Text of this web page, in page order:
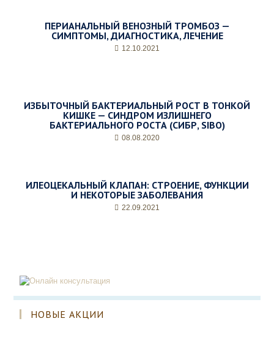
ПЕРИАНАЛЬНЫЙ ВЕНОЗНЫЙ ТРОМБОЗ —
СИМПТОМЫ, ДИАГНОСТИКА, ЛЕЧЕНИЕ
12.10.2021
ИЗБЫТОЧНЫЙ БАКТЕРИАЛЬНЫЙ РОСТ В ТОНКОЙ
КИШКЕ — СИНДРОМ ИЗЛИШНЕГО
БАКТЕРИАЛЬНОГО РОСТА (СИБР, SIBO)
08.08.2020
ИЛЕОЦЕКАЛЬНЫЙ КЛАПАН: СТРОЕНИЕ, ФУНКЦИИ
И НЕКОТОРЫЕ ЗАБОЛЕВАНИЯ
22.09.2021
НОВЫЕ АКЦИИ